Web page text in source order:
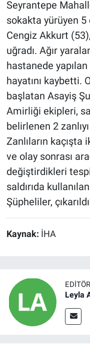
Seyrantepe
sokakta yürüyen
Cengiz Akkurt
uğradı. Ağır
hastanede
hayatını kaybetti.
başlatan Asayiş
Amirliği ekipleri,
belirlenen 2
Zanlıların kaçışta
ve olay sonrası
değiştirdikleri
saldırıda
Şüpheliler,
Kaynak: İHA
Leyla